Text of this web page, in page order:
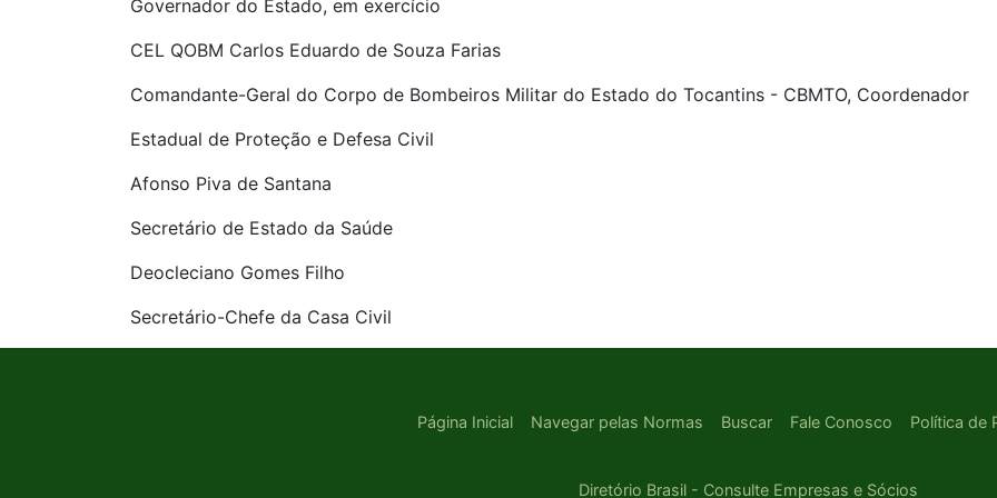
Governador do Estado, em exercício
CEL QOBM Carlos Eduardo de Souza Farias
Comandante-Geral do Corpo de Bombeiros Militar do Estado do Tocantins - CBMTO, Coordenador
Estadual de Proteção e Defesa Civil
Afonso Piva de Santana
Secretário de Estado da Saúde
Deocleciano Gomes Filho
Secretário-Chefe da Casa Civil
Página Inicial Navegar pelas Normas Buscar Fale Conosco Política de
Diretório Brasil - Consulte Empresas e Sócios